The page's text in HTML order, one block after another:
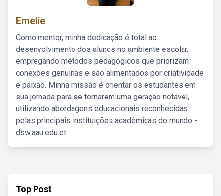
Emelie
Como mentor, minha dedicação é total ao
desenvolvimento dos alunos no ambiente escolar,
empregando métodos pedagógicos que priorizam
conexões genuínas e são alimentados por criatividade
e paixão. Minha missão é orientar os estudantes em
sua jornada para se tornarem uma geração notável,
utilizando abordagens educacionais reconhecidas
pelas principais instituições acadêmicas do mundo -
dsw.aau.edu.et.
Top Post